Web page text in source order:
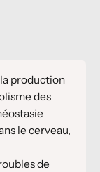
production
des
le cerveau,
de